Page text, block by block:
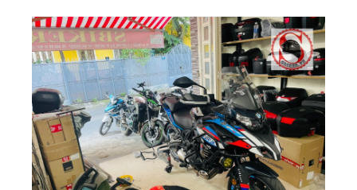
XE
PHỤ
KIỆN
XSR
155
ÁO
MƯA
GIVI
GĂNG